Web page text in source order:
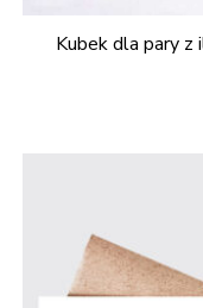
Kubek dla pary